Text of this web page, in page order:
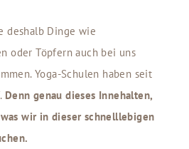
deshalb Dinge wie
oder Töpfern auch bei uns
Yoga-Schulen haben seit
Denn genau dieses Innehalten,
wir in dieser schnelllebigen